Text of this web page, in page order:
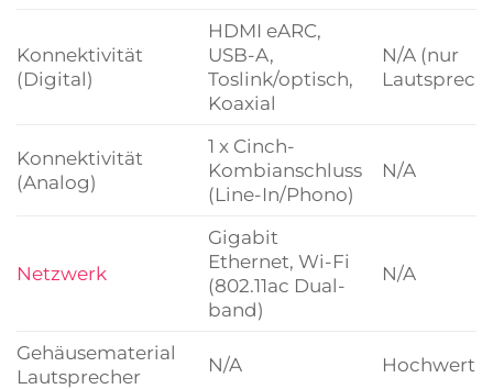
Konnektivität
(Digital)
HDMI eARC,
USB-A,
Toslink/optisch,
Koaxial
N/A (nur
Konnektivität
(Analog)
1 x Cinch-
Kombianschluss
(Line-In/Phono)
N/A
Netzwerk
Gigabit
Ethernet, Wi-Fi
(802.11ac Dual-
band)
N/A
Gehäusematerial
Lautsprecher
N/A